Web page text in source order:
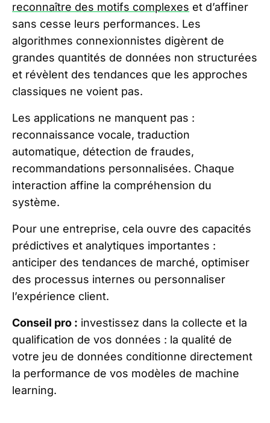
reconnaître des motifs complexes et d’affiner
sans cesse leurs performances. Les
algorithmes connexionnistes digèrent de
grandes quantités de données non structurées
et révèlent des tendances que les approches
classiques ne voient pas.
Les applications ne manquent pas :
reconnaissance vocale, traduction
automatique, détection de fraudes,
recommandations personnalisées. Chaque
interaction affine la compréhension du
système.
Pour une entreprise, cela ouvre des capacités
prédictives et analytiques importantes :
anticiper des tendances de marché, optimiser
des processus internes ou personnaliser
l’expérience client.
Conseil pro : investissez dans la collecte et la
qualification de vos données : la qualité de
votre jeu de données conditionne directement
la performance de vos modèles de machine
learning.